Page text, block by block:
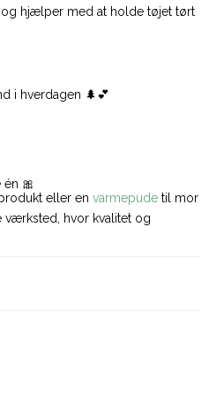
hjælper med at holde tøjet tørt
i hverdagen 🌲💕
🎀
eller en varmepude til mor
værksted, hvor kvalitet og